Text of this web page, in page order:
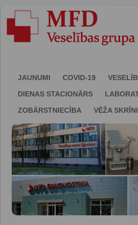
JAUNUMI COVID-19
DIENAS STACIONĀRS
ZOBĀRSTNIECĪBA
VĒŽA